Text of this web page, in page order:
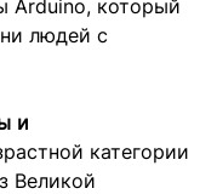
Arduino, который
людей с
и
категории
Великой